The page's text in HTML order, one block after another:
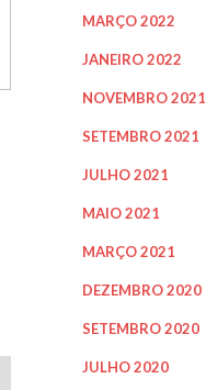
MARÇO 2022
JANEIRO 2022
NOVEMBRO 2021
SETEMBRO 2021
JULHO 2021
MAIO 2021
MARÇO 2021
DEZEMBRO 2020
SETEMBRO 2020
JULHO 2020